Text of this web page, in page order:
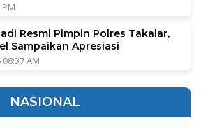
Resmi Pimpin Polres Takalar,
Sampaikan Apresiasi
AM
NASIONAL